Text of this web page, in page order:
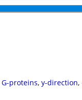
G-proteins, y-direction,